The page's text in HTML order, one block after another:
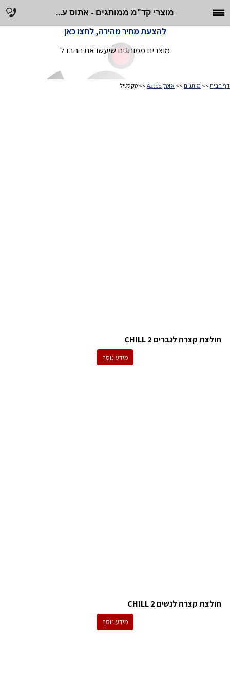
מוצרי קד"מ ממותגים - אתוס ע...
מוצרים ממותגים שיעשו את ההבדל
להצעת מחיר מהירה, לחצו כאן
דף הבית >> מותגים >> אזטק Aztec >> טקסטיל
חולצת קצרה לגברים 2 CHILL
מידע נוסף
חולצת קצרה לנשים 2 CHILL
מידע נוסף